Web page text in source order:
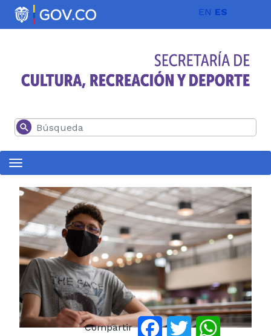
Pasar al contenido principal EN ES
Buscar
Compartir FacebookTwitterWhatsApp